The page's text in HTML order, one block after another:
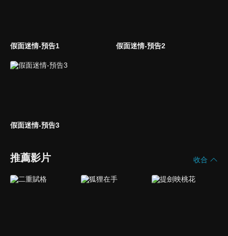
假面迷情-預告1 假面迷情-預告2
假面迷情-預告3
推薦影片 收合